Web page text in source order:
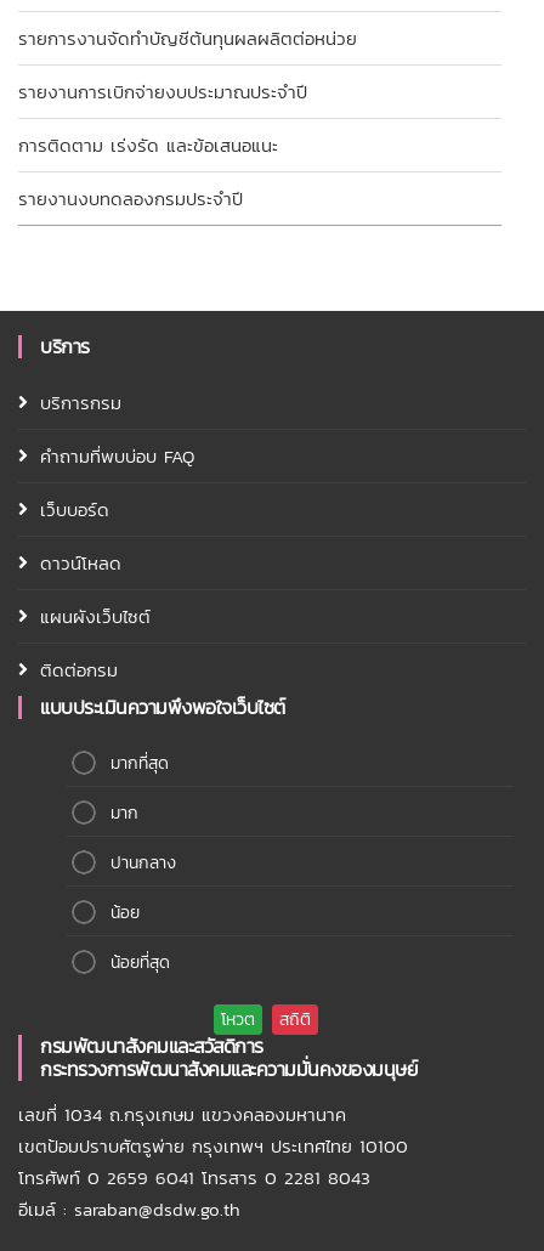
รายการงานจัดทำบัญชีต้นทุนผลผลิตต่อหน่วย
รายงานการเบิกจ่ายงบประมาณประจำปี
การติดตาม เร่งรัด และข้อเสนอแนะ
รายงานงบทดลองกรมประจำปี
บริการ
บริการกรม
คำถามที่พบบ่อบ FAQ
เว็บบอร์ด
ดาวน์โหลด
แผนผังเว็บไซต์
ติดต่อกรม
แบบประเมินความพึงพอใจเว็บไซต์
มากที่สุด
มาก
ปานกลาง
น้อย
น้อยที่สุด
กรมพัฒนาสังคมและสวัสดิการ
กระทรวงการพัฒนาสังคมและความมั่นคงของมนุษย์
เลขที่ 1034 ถ.กรุงเกษม แขวงคลองมหานาค
เขตป้อมปราบศัตรูพ่าย กรุงเทพฯ ประเทศไทย 10100
โทรศัพท์ 0 2659 6041 โทรสาร 0 2281 8043
อีเมล์ : saraban@dsdw.go.th